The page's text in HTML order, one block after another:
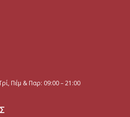
Πέμ & Παρ: 09:00 – 21:00